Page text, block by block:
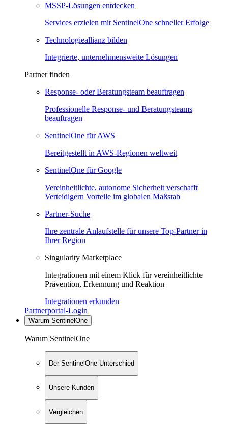
MSSP-Lösungen entdecken
Services erzielen mit SentinelOne schneller Erfolge
Technologieallianz bilden
Integrierte, unternehmensweite Lösungen
Partner finden
Response- oder Beratungsteam beauftragen
Professionelle Response- und Beratungsteams
beauftragen
SentinelOne für AWS
Bereitgestellt in AWS-Regionen weltweit
SentinelOne für Google
Vereinheitlichte, autonome Sicherheit verschafft
Verteidigern Vorteile im globalen Maßstab
Partner-Suche
Ihre zentrale Anlaufstelle für unsere Top-Partner in
Ihrer Region
Singularity Marketplace
Integrationen mit einem Klick für vereinheitlichte
Prävention, Erkennung und Reaktion
Integrationen erkunden
Partnerportal-Login
Warum SentinelOne
Warum SentinelOne
Der SentinelOne Unterschied
Unsere Kunden
Vergleichen